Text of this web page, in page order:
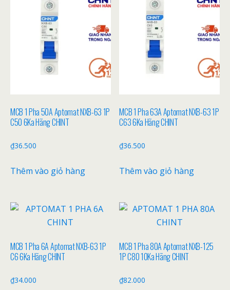
MCB 1 Pha 50A Aptomat NXB-63 1P
C50 6Ka Hãng CHINT
₫36.500
Thêm vào giỏ hàng
MCB 1 Pha 63A Aptomat NXB-63 1P
C63 6Ka Hãng CHINT
₫36.500
Thêm vào giỏ hàng
MCB 1 Pha 6A Aptomat NXB-63 1P
C6 6Ka Hãng CHINT
₫34.000
MCB 1 Pha 80A Aptomat NXB-125
1P C80 10Ka Hãng CHINT
₫82.000